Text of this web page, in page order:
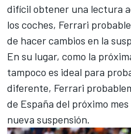
difícil obtener una lectura
los coches, Ferrari
de hacer cambios en la
En su lugar, como la
tampoco es ideal para
diferente, Ferrari
de España del próximo
nueva suspensión.